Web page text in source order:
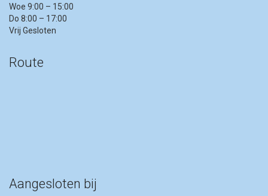
Woe 9:00 – 15:00
Do 8:00 – 17:00
Vrij Gesloten
Route
Aangesloten bij